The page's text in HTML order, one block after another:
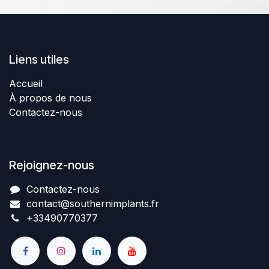
Liens utiles
Accueil
À propos de nous
Contactez-nous
Rejoignez-nous
Contactez-nous​
contact@southernimplant​​​s.fr
+334907​70377